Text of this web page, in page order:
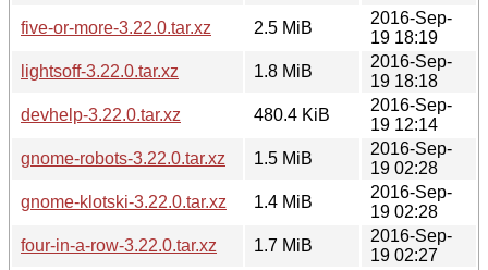
five-or-more-3.22.0.tar.xz
2.5 MiB
2016-Sep-
19 18:19
lightsoff-3.22.0.tar.xz
1.8 MiB
2016-Sep-
19 18:18
devhelp-3.22.0.tar.xz
480.4 KiB
2016-Sep-
19 12:14
gnome-robots-3.22.0.tar.xz
1.5 MiB
2016-Sep-
19 02:28
gnome-klotski-3.22.0.tar.xz
1.4 MiB
2016-Sep-
19 02:28
four-in-a-row-3.22.0.tar.xz
1.7 MiB
2016-Sep-
19 02:27